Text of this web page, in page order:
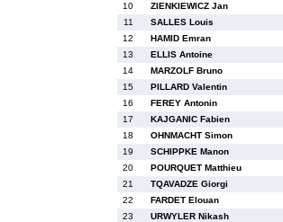
10
ZIENKIEWICZ Jan
11
SALLES Louis
12
HAMID Emran
13
ELLIS Antoine
14
MARZOLF Bruno
15
PILLARD Valentin
16
FEREY Antonin
17
KAJGANIC Fabien
18
OHNMACHT Simon
19
SCHIPPKE Manon
20
POURQUET Matthieu
21
TQAVADZE Giorgi
22
FARDET Elouan
23
URWYLER Nikash